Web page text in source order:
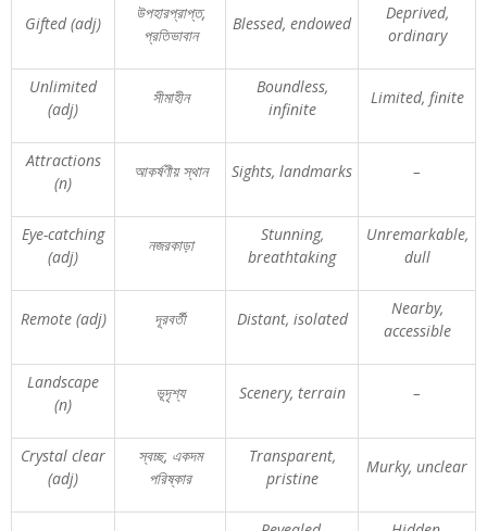
Gifted (adj)
উপহারপ্রাপ্ত,
প্রতিভাবান
Blessed, endowed
Deprived,
ordinary
Unlimited
(adj)
সীমাহীন
Boundless,
infinite
Limited, finite
Attractions
(n)
আকর্ষণীয় স্থান Sights, landmarks –
Eye-catching
(adj)
নজরকাড়া
Stunning,
breathtaking
Unremarkable,
dull
Remote (adj) দূরবর্তী Distant, isolated
Nearby,
accessible
Landscape
(n)
ভূদৃশ্য Scenery, terrain –
Crystal clear
(adj)
স্বচ্ছ, একদম
পরিষ্কার
Transparent,
pristine
Murky, unclear